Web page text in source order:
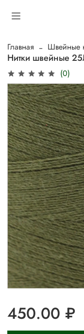
Главная Швейные
Нитки швейные
(0)
450.00 ₽